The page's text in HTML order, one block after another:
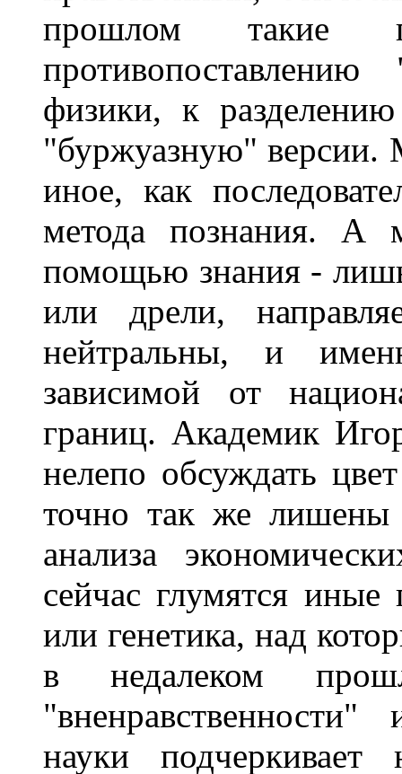
прошлом такие
физики, к
"буржуазную" версии.
иное, как
метода познания. А
помощью знания -
или дрели,
нейтральны, и
зависимой от
границ. Академик
нелепо обсуждать
точно так же лишены
анализа
сейчас глумятся иные
или генетика, над
в недалеком
науки подчеркивает